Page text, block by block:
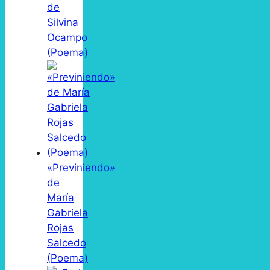
de
Silvina
Ocampo
(Poema)
«Previniendo»
de
María
Gabriela
Rojas
Salcedo
(Poema)